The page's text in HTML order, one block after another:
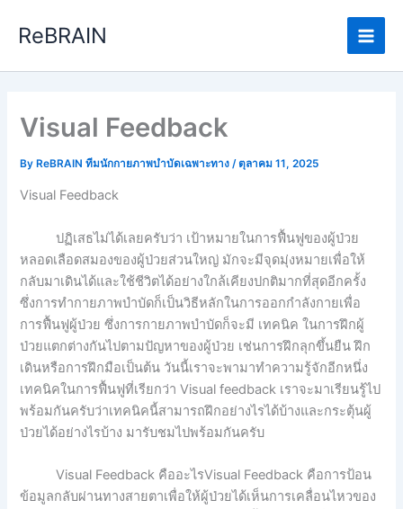
ReBRAIN
Main
Visual Feedback
ByReBRAIN ทีมนักกายภาพบำบัดเฉพาะทาง /ตุลาคม 11, 2025
Visual Feedback
ปฏิเสธไม่ได้เลยครับว่า เป้าหมายในการฟื้นฟูของผู้ป่วย
หลอดเลือดสมองของผู้ป่วยส่วนใหญ่ มักจะมีจุดมุ่งหมายเพื่อให้
กลับมาเดินได้และใช้ชีวิตได้อย่างใกล้เคียงปกติมากที่สุดอีกครั้ง
ซึ่งการทำกายภาพบำบัดก็เป็นวิธีหลักในการออกกำลังกายเพื่อ
การฟื้นฟูผู้ป่วย ซึ่งการกายภาพบำบัดก็จะมี เทคนิค ในการฝึกผู้
ป่วยแตกต่างกันไปตามปัญหาของผู้ป่วย เช่นการฝึกลุกขึ้นยืน ฝึก
เดินหรือการฝึกมือเป็นต้น วันนี้เราจะพามาทำความรู้จักอีกหนึ่ง
เทคนิคในการฟื้นฟูที่เรียกว่า Visual feedback เราจะมาเรียนรู้ไป
พร้อมกันครับว่าเทคนิคนี้สามารถฝึกอย่างไรได้บ้างและกระตุ้นผู้
ป่วยได้อย่างไรบ้าง มารับชมไปพร้อมกันครับ
Visual Feedback คืออะไรVisual Feedback คือการป้อน
ข้อมูลกลับผ่านทางสายตาเพื่อให้ผู้ป่วยได้เห็นการเคลื่อนไหวของ